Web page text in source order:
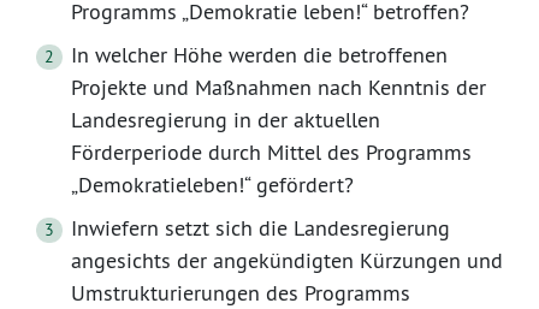
Programms „Demokratie leben!“ betroffen?
In welcher Höhe werden die betroffenen
Projekte und Maßnahmen nach Kenntnis der
Landesregierung in der aktuellen
Förderperiode durch Mittel des Programms
„Demokratieleben!“ gefördert?
Inwiefern setzt sich die Landesregierung
angesichts der angekündigten Kürzungen und
Umstrukturierungen des Programms